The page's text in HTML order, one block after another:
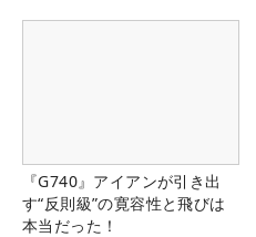
『G740』アイアンが引き出
す“反則級”の寛容性と飛びは
本当だった！